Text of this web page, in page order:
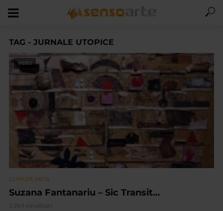
TAG - JURNALE UTOPICE
VIDEO
CLIPA DE ARTA
Suzana Fantanariu – Sic Transit…
1.264 vizualizari